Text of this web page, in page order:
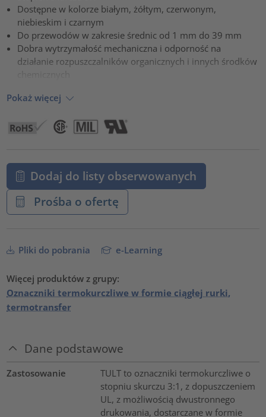
Dostępne w kolorze białym, żółtym, czerwonym,
niebieskim i czarnym
Do przewodów w zakresie średnic od 1 mm do 39 mm
Dobra wytrzymałość mechaniczna i odporność na
działanie rozpuszczalników organicznych i innych środków
Pokaż więcej
Dodaj do listy obserwowanych
Prośba o ofertę
Pliki do pobrania e-Learning
Więcej produktów z grupy:
Oznaczniki termokurczliwe w formie ciągłej rurki,
termotransfer
Dane podstawowe
Zastosowanie
TULT to oznaczniki termokurczliwe o
stopniu skurczu 3:1, z dopuszczeniem
UL, z możliwością dwustronnego
drukowania, dostarczane w formie